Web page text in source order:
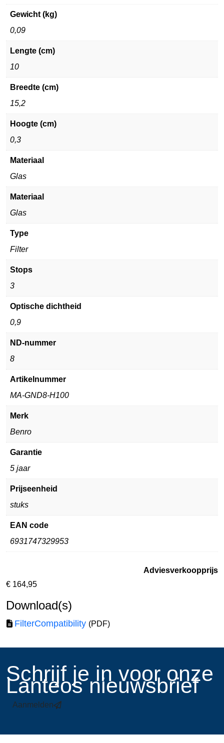
Gewicht (kg)
0,09
Lengte (cm)
10
Breedte (cm)
15,2
Hoogte (cm)
0,3
Materiaal
Glas
Materiaal
Glas
Type
Filter
Stops
3
Optische dichtheid
0,9
ND-nummer
8
Artikelnummer
MA-GND8-H100
Merk
Benro
Garantie
5 jaar
Prijseenheid
stuks
EAN code
6931747329953
Adviesverkoopprijs
€ 164,95
Download(s)
FilterCompatibility (PDF)
​Schrijf je in voor onze
Lanteos nieuwsbrief
Aanmelden